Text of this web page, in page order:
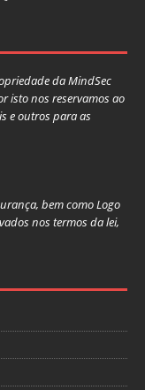
da MindSec
isto nos reservamos ao
e outros para as
bem como Logo
nos termos da lei,